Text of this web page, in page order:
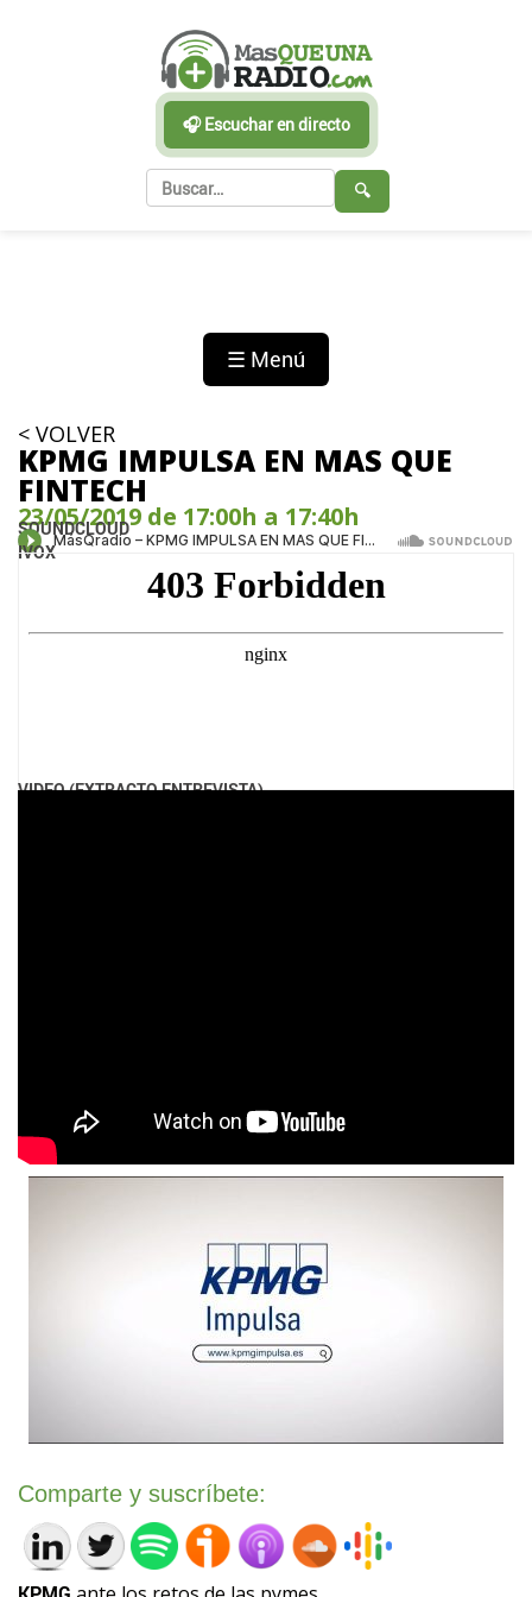
🎧 Escuchar en directo
🔍
☰ Menú
< VOLVER
KPMG IMPULSA EN MAS QUE
FINTECH
23/05/2019 de 17:00h a 17:40h
SOUNDCLOUD
IVOX
VIDEO (EXTRACTO ENTREVISTA)
Comparte y suscríbete: